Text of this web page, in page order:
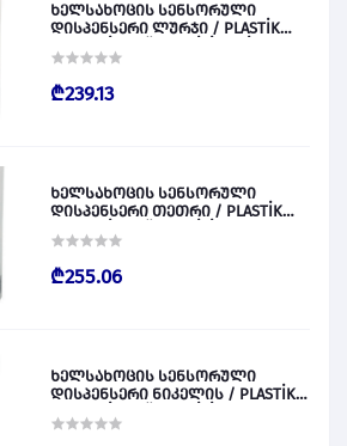
ხელსახოცის სენსორული
დისპენსერი ლურჯი / PLASTİK
₾239.13
ხელსახოცის სენსორული
დისპენსერი თეთრი / PLASTİK
028829
₾255.06
ხელსახოცის სენსორული
დისპენსერი ნიკელის / PLASTİK
028830